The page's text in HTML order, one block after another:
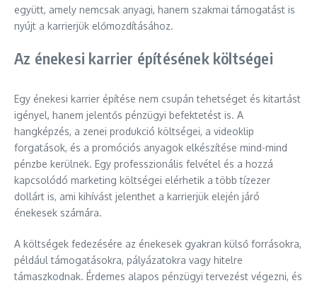
együtt, amely nemcsak anyagi, hanem szakmai támogatást is
nyújt a karrierjük előmozdításához.
Az énekesi karrier építésének költségei
Egy énekesi karrier építése nem csupán tehetséget és kitartást
igényel, hanem jelentős pénzügyi befektetést is. A
hangképzés, a zenei produkció költségei, a videoklip
forgatások, és a promóciós anyagok elkészítése mind-mind
pénzbe kerülnek. Egy professzionális felvétel és a hozzá
kapcsolódó marketing költségei elérhetik a több tízezer
dollárt is, ami kihívást jelenthet a karrierjük elején járó
énekesek számára.
A költségek fedezésére az énekesek gyakran külső forrásokra,
például támogatásokra, pályázatokra vagy hitelre
támaszkodnak. Érdemes alapos pénzügyi tervezést végezni, és